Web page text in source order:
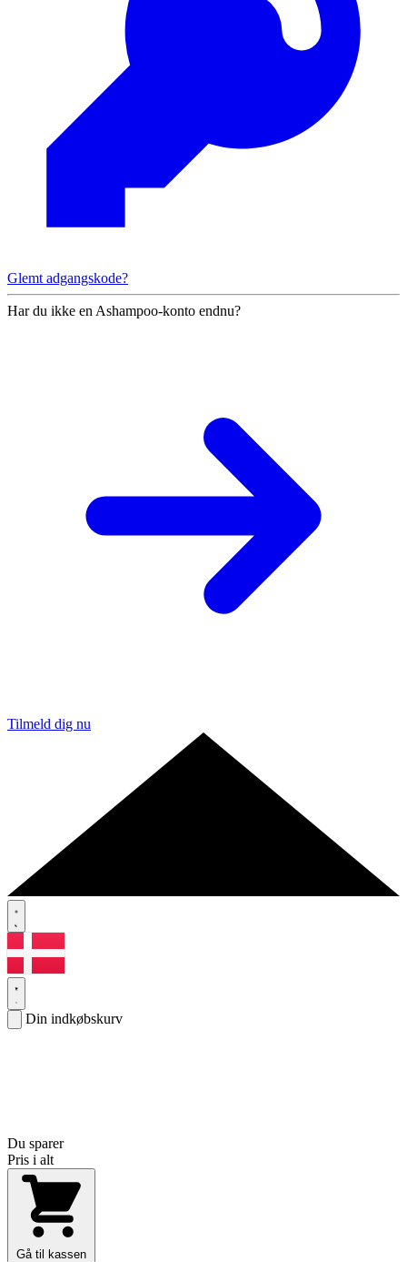
Glemt adgangskode?
Har du ikke en Ashampoo-konto endnu?
Tilmeld dig nu
Din indkøbskurv
Du sparer
Pris i alt
Gå til kassen